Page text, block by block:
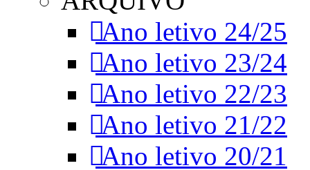
Ano letivo 24/25
Ano letivo 23/24
Ano letivo 22/23
Ano letivo 21/22
Ano letivo 20/21